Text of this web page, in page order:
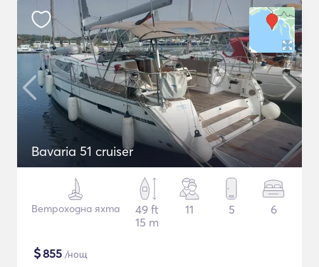
Bavaria 51 cruiser
Ветроходна яхта
49 ft
15 m
11 5 6
$855 /нощ